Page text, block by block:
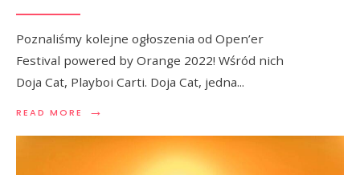
Poznaliśmy kolejne ogłoszenia od Open’er
Festival powered by Orange 2022! Wśród nich
Doja Cat, Playboi Carti. Doja Cat, jedna...
READ MORE →